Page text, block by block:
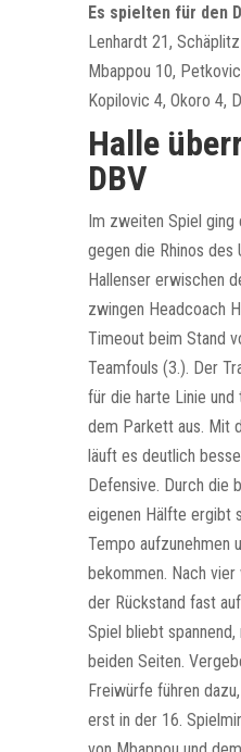
Es spielten für den
Lenhardt 21,
Mbappou 10,
Kopilovic 4, Okoro 4,
Halle
DBV
Im zweiten Spiel ging
gegen die Rhinos des
Hallenser erwischen
zwingen Headcoach
Timeout beim Stand
Teamfouls (3.). Der
für die harte Linie
dem Parkett aus. Mit
läuft es deutlich
Defensive. Durch die
eigenen Hälfte ergibt
Tempo aufzunehmen
bekommen. Nach
der Rückstand fast
Spiel bliebt
beiden Seiten.
Freiwürfe führen
erst in der 16.